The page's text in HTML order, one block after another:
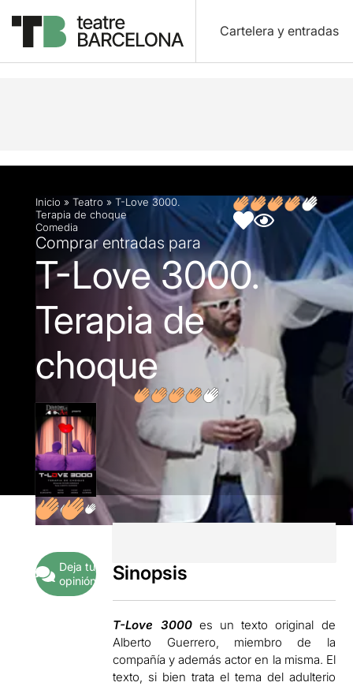
Cartelera y entradas
Descripción Ficha artística
Inicio » Teatro » T-Love 3000.
Terapia de choque
Comedia
Comprar entradas para
T-Love 3000.
Terapia de
choque
Deja tu
opinión
Sinopsis
T-Love 3000es un texto original de
Alberto Guerrero, miembro de la
compañía y además actor en la misma. El
texto, si bien trata el tema del adulterio